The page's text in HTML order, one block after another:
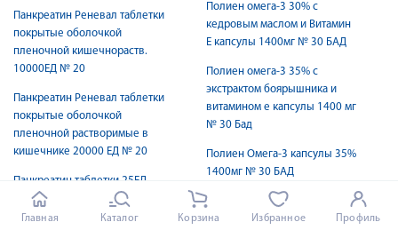
Панкреатин Реневал таблетки
покрытые оболочкой
пленочной кишечнораств.
10000ЕД № 20
Панкреатин Реневал таблетки
покрытые оболочкой
пленочной растворимые в
кишечнике 20000 ЕД № 20
Панкреатин таблетки 25ЕД
№60
Полиен омега-3 30% с
кедровым маслом и Витамин
E капсулы 1400мг № 30 БАД
Полиен омега-3 35% с
экстрактом боярышника и
витамином е капсулы 1400 мг
№ 30 Бад
Полиен Омега-3 капсулы 35%
1400мг № 30 БАД
Полиен рыбий жир капсулы
жеват для дет с 3 лет 700мг
Главная Каталог Корзина Избранное Профиль